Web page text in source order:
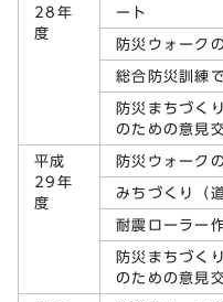
28年
度
ート
防災ウォーク
総合防災訓練
防災まちづく
のための意見
平成
29年
度
防災ウォーク
みちづくり（
耐震ローラー
防災まちづく
のための意見